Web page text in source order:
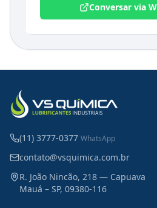
Conversar via
(11) 3777-0377 WhatsApp
contato@vsquimica.com.br
R. João Nincão, 218 — Capuava
Mauá – SP, 09380-116